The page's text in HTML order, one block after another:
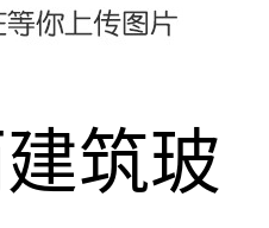
璃幕
筑玻